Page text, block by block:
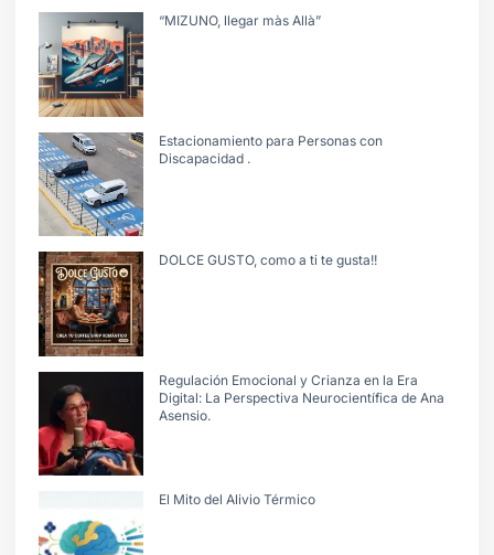
“MIZUNO, llegar màs Allà”
Estacionamiento para Personas con
Discapacidad .
DOLCE GUSTO, como a ti te gusta!!
Regulación Emocional y Crianza en la Era
Digital: La Perspectiva Neurocientífica de Ana
Asensio.
El Mito del Alivio Térmico